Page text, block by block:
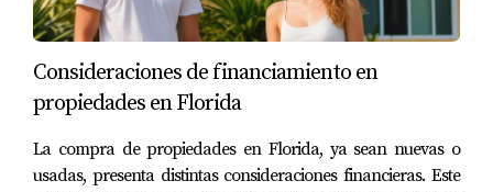
Consideraciones de financiamiento en
propiedades en Florida
La compra de propiedades en Florida, ya sean nuevas o
usadas, presenta distintas consideraciones financieras. Este